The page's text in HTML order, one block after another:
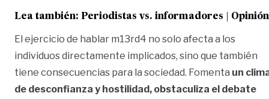
Lea también: Periodistas vs. informadores | Opinión
El ejercicio de hablar m13rd4 no solo afecta a los
individuos directamente implicados, sino que también
tiene consecuencias para la sociedad. Fomenta un
de desconfianza y hostilidad, obstaculiza el debate